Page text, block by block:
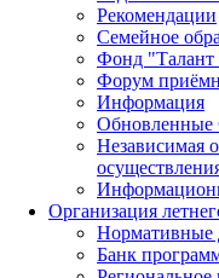
Рекомендации
Семейное
Фонд "Талант
Форум
Информация
Независимая
Организация
Нормативные
Банк